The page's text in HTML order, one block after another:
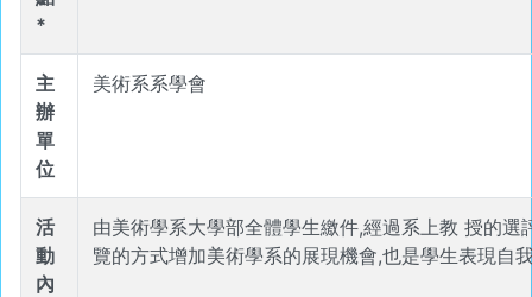
*
主
辦
單
位
美術系系學會
活
動
內
由美術學系大學部全體學生繳件,經過系上教 授的選
覽的方式增加美術學系的展現機會,也是學生表現自